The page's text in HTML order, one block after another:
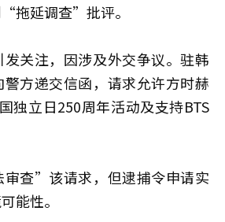
拖延调查”批评。
关注，因涉及外交争议。驻韩
方递交信函，请求允许方时赫
独立日250周年活动及支持BTS
查”该请求，但逮捕令申请实
能性。